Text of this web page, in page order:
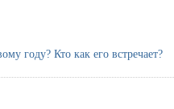
году? Кто как его встречает?